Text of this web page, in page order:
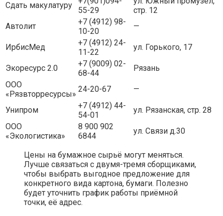
Сдать макулатуру
55-29
стр. 12
Автолит
+7 (4912) 98-
10-20
—
ИрбисМед
+7 (4912) 24-
11-22
ул. Горького, 17
Экоресурс 2.0
+7 (9009) 02-
68-44
Рязань
ООО
«Рязвторресурсы»
24-20-67 —
Унипром
+7 (4912) 44-
54-01
ул. Рязанская, стр. 28
ООО
«Экологистика»
8 900 902
6844
ул. Связи д.30
Цены на бумажное сырьё могут меняться.
Лучше связаться с двумя-тремя сборщиками,
чтобы выбрать выгодное предложение для
конкретного вида картона, бумаги. Полезно
будет уточнить график работы приёмной
точки, её адрес.